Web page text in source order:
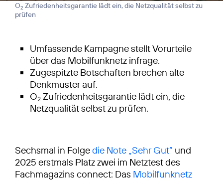
O2 Zufriedenheitsgarantie lädt ein, die Netzqualität selbst zu
prüfen
Umfassende Kampagne stellt Vorurteile
über das Mobilfunknetz infrage.
Zugespitzte Botschaften brechen alte
Denkmuster auf.
O2 Zufriedenheitsgarantie lädt ein, die
Netzqualität selbst zu prüfen.
Sechsmal in Folgedie Note „Sehr Gut“ und
2025 erstmals Platz zwei im Netztest des
Fachmagazins connect: Das Mobilfunknetz